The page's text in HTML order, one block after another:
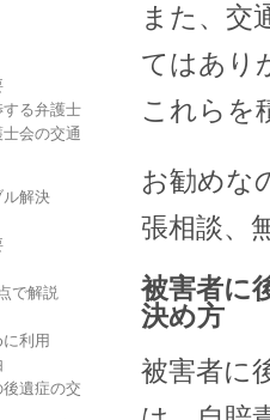
る弁護士
会の交通
ル解決
で解説
利用
遺症の交
また、交
てはあり
これらを
お勧めな
張相談、
被害者に
決め方
被害者に